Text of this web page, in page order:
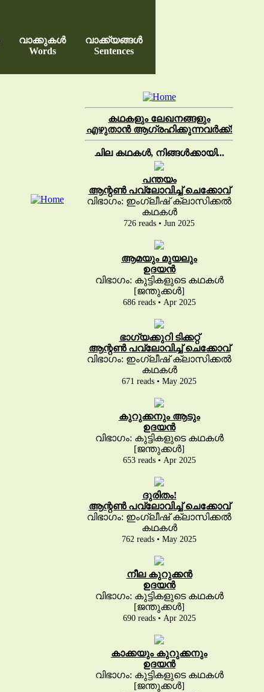
വാക്കുകൾ
Words
വാക്ക്യങ്ങൾ
Sentences
കഥകളും ലേഖനങ്ങളും
എഴുതാൻ ആഗ്രഹിക്കുന്നവർക്ക്!
ചില കഥകൾ, നിങ്ങൾക്കായി...
പന്തയം
ആന്റൺ പവ്‌ലോവിച്ച് ചെക്കോവ്
വിഭാഗം: ഇംഗ്ലീഷ് ക്ലാസിക്കൽ
കഥകൾ
726 reads • Jun 2025
ആമയും മുയലും
ഉദയൻ
വിഭാഗം: കുട്ടികളുടെ കഥകൾ
[ജന്തുക്കൾ]
686 reads • Apr 2025
ഭാഗ്യക്കുറി ടിക്കറ്റ്
ആന്റൺ പവ്‌ലോവിച്ച് ചെക്കോവ്
വിഭാഗം: ഇംഗ്ലീഷ് ക്ലാസിക്കൽ
കഥകൾ
671 reads • May 2025
കുറുക്കനും ആടും
ഉദയൻ
വിഭാഗം: കുട്ടികളുടെ കഥകൾ
[ജന്തുക്കൾ]
653 reads • Apr 2025
ദുരിതം!
ആന്റൺ പവ്‌ലോവിച്ച് ചെക്കോവ്
വിഭാഗം: ഇംഗ്ലീഷ് ക്ലാസിക്കൽ
കഥകൾ
762 reads • May 2025
നീല കുറുക്കൻ
ഉദയൻ
വിഭാഗം: കുട്ടികളുടെ കഥകൾ
[ജന്തുക്കൾ]
690 reads • Apr 2025
കാക്കയും കുറുക്കനും
ഉദയൻ
വിഭാഗം: കുട്ടികളുടെ കഥകൾ
[ജന്തുക്കൾ]